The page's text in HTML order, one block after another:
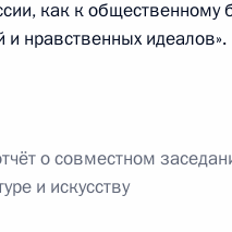
Совета
как к общественному
и нравственных идеалов».
о совместном
и искусству